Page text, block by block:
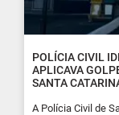
POLÍCIA CIVIL
APLICAVA
SANTA
A Polícia Civil de